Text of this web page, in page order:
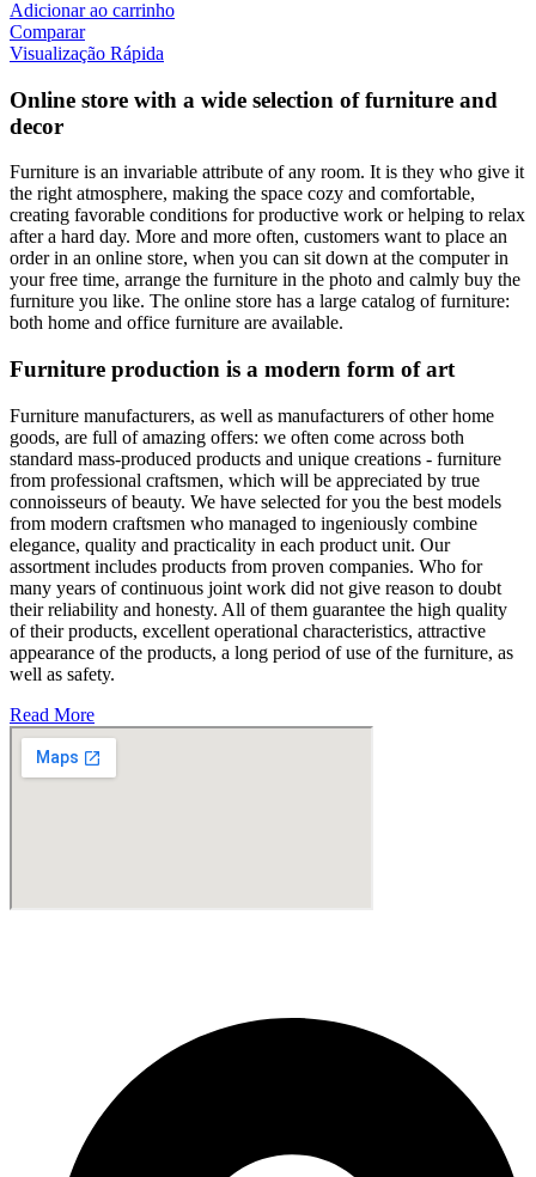
Adicionar ao carrinho
Comparar
Visualização Rápida
Online store with a wide selection of furniture and
decor
Furniture is an invariable attribute of any room. It is they who give it
the right atmosphere, making the space cozy and comfortable,
creating favorable conditions for productive work or helping to relax
after a hard day. More and more often, customers want to place an
order in an online store, when you can sit down at the computer in
your free time, arrange the furniture in the photo and calmly buy the
furniture you like. The online store has a large catalog of furniture:
both home and office furniture are available.
Furniture production is a modern form of art
Furniture manufacturers, as well as manufacturers of other home
goods, are full of amazing offers: we often come across both
standard mass-produced products and unique creations - furniture
from professional craftsmen, which will be appreciated by true
connoisseurs of beauty. We have selected for you the best models
from modern craftsmen who managed to ingeniously combine
elegance, quality and practicality in each product unit. Our
assortment includes products from proven companies. Who for
many years of continuous joint work did not give reason to doubt
their reliability and honesty. All of them guarantee the high quality
of their products, excellent operational characteristics, attractive
appearance of the products, a long period of use of the furniture, as
well as safety.
Read More